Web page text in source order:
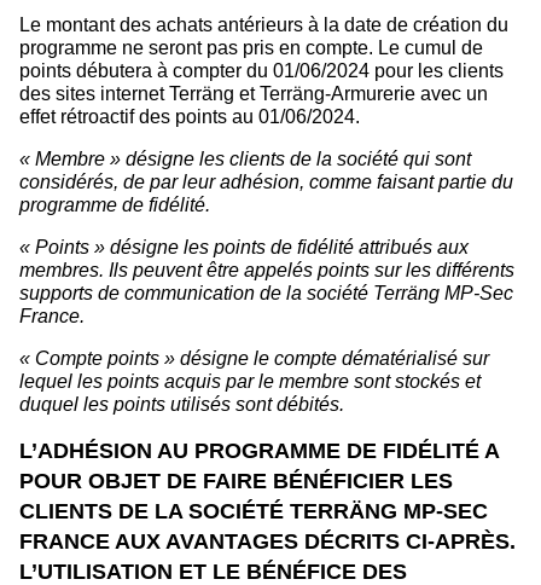
Le montant des achats antérieurs à la date de création du
programme ne seront pas pris en compte. Le cumul de
points débutera à compter du 01/06/2024 pour les clients
des sites internet Terräng et Terräng-Armurerie avec un
effet rétroactif des points au 01/06/2024.
« Membre » désigne les clients de la société qui sont
considérés, de par leur adhésion, comme faisant partie du
programme de fidélité.
« Points » désigne les points de fidélité attribués aux
membres. Ils peuvent être appelés points sur les différents
supports de communication de la société Terräng MP-Sec
France.
« Compte points » désigne le compte dématérialisé sur
lequel les points acquis par le membre sont stockés et
duquel les points utilisés sont débités.
L’ADHÉSION AU PROGRAMME DE FIDÉLITÉ A
POUR OBJET DE FAIRE BÉNÉFICIER LES
CLIENTS DE LA SOCIÉTÉ TERRÄNG MP-SEC
FRANCE AUX AVANTAGES DÉCRITS CI-APRÈS.
L’UTILISATION ET LE BÉNÉFICE DES